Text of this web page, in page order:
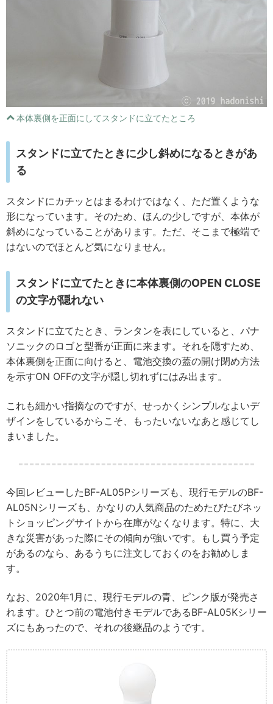
本体裏側を正面にしてスタンドに立てたところ
スタンドに立てたときに少し斜めになるときがあ
る
スタンドにカチッとはまるわけではなく、ただ置くような
形になっています。そのため、ほんの少しですが、本体が
斜めになっていることがあります。ただ、そこまで極端で
はないのでほとんど気になりません。
スタンドに立てたときに本体裏側のOPEN CLOSE
の文字が隠れない
スタンドに立てたとき、ランタンを表にしていると、パナ
ソニックのロゴと型番が正面に来ます。それを隠すため、
本体裏側を正面に向けると、電池交換の蓋の開け閉め方法
を示すON OFFの文字が隠し切れずにはみ出ます。
これも細かい指摘なのですが、せっかくシンプルなよいデ
ザインをしているからこそ、もったいないなあと感じてし
まいました。
今回レビューしたBF-AL05Pシリーズも、現行モデルのBF-
AL05Nシリーズも、かなりの人気商品のためたびたびネッ
トショッピングサイトから在庫がなくなります。特に、大
きな災害があった際にその傾向が強いです。もし買う予定
があるのなら、あるうちに注文しておくのをお勧めしま
す。
なお、2020年1月に、現行モデルの青、ピンク版が発売さ
れます。ひとつ前の電池付きモデルであるBF-AL05Kシリー
ズにもあったので、それの後継品のようです。